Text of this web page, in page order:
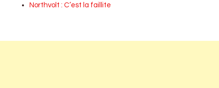
Northvolt : C’est la faillite